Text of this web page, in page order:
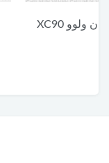
گاردان ولوو XC90